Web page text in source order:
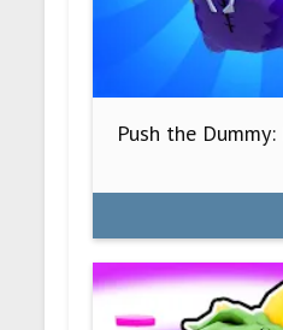
Push the